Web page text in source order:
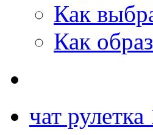
Как
Как
чат